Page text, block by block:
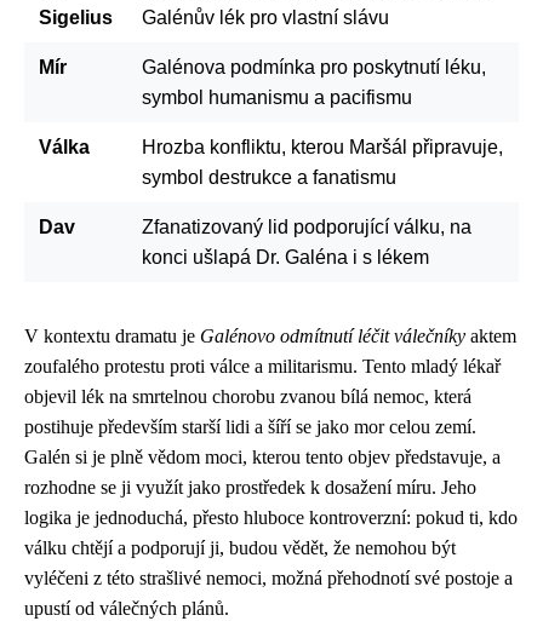
Sigelius
Galénův lék pro vlastní slávu
Mír
Galénova podmínka pro poskytnutí léku,
symbol humanismu a pacifismu
Válka
Hrozba konfliktu, kterou Maršál připravuje,
symbol destrukce a fanatismu
Dav
Zfanatizovaný lid podporující válku, na
konci ušlapá Dr. Galéna i s lékem
V kontextu dramatu je Galénovo odmítnutí léčit válečníky aktem
zoufalého protestu proti válce a militarismu. Tento mladý lékař
objevil lék na smrtelnou chorobu zvanou bílá nemoc, která
postihuje především starší lidi a šíří se jako mor celou zemí.
Galén si je plně vědom moci, kterou tento objev představuje, a
rozhodne se ji využít jako prostředek k dosažení míru. Jeho
logika je jednoduchá, přesto hluboce kontroverzní: pokud ti, kdo
válku chtějí a podporují ji, budou vědět, že nemohou být
vyléčeni z této strašlivé nemoci, možná přehodnotí své postoje a
upustí od válečných plánů.